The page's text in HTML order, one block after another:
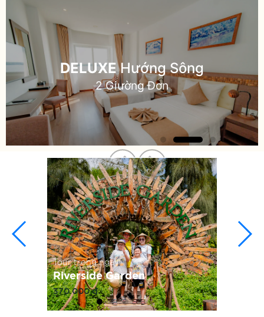
DELUXEHướng Sông
2 Giường Đơn
Tour trong ngày
Riverside Garden
370.000 đ